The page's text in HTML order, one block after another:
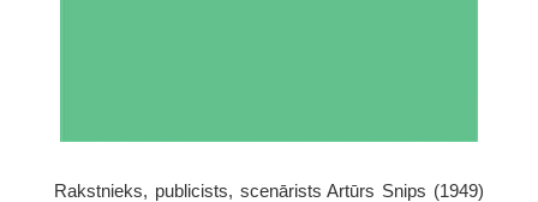
Rakstnieks, publicists, scenārists Artūrs Snips (1949)